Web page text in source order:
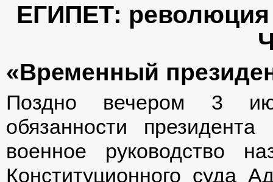
ЕГИПЕТ:
«Временный
Поздно вечером 3
обязанности
военное руководство
Конституционного суда